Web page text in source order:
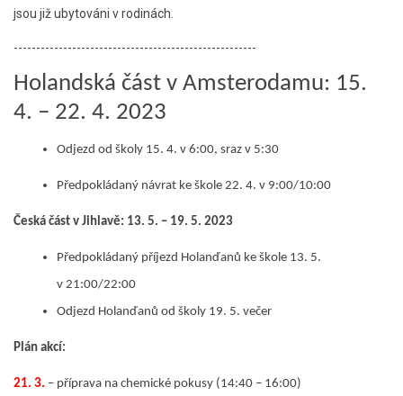
jsou již ubytováni v rodinách.
------------------------------------------------------
Holandská část v Amsterodamu: 15.
4. – 22. 4. 2023
Odjezd od školy 15. 4. v 6:00, sraz v 5:30
Předpokládaný návrat ke škole 22. 4. v 9:00/10:00
Česká část v Jihlavě: 13. 5. – 19. 5. 2023
Předpokládaný příjezd Holanďanů ke škole 13. 5.
v 21:00/22:00
Odjezd Holanďanů od školy 19. 5. večer
Plán akcí:
21. 3. – příprava na chemické pokusy (14:40 – 16:00)